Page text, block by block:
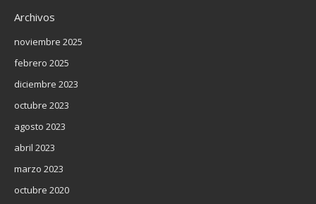
Archivos
noviembre 2025
febrero 2025
diciembre 2023
octubre 2023
agosto 2023
abril 2023
marzo 2023
octubre 2020